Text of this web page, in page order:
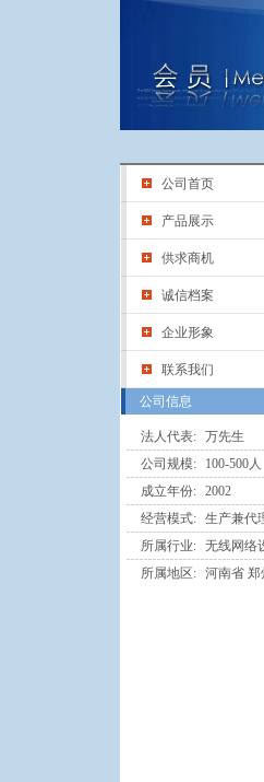
公司首页
产品展示
供求商机
诚信档案
企业形象
联系我们
公司信息
法人代表: 万先生
公司规模:
100-500人
成立年份: 2002
经营模式: 生产兼代
所属行业: 无线网络
所属地区: 河南省 郑